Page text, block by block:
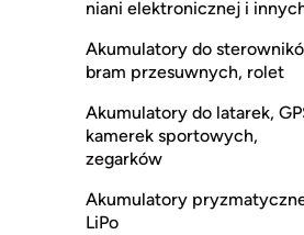
niani elektronicznej i
Akumulatory do
bram przesuwnych, rolet
Akumulatory do latarek,
kamerek sportowych,
zegarków
Akumulatory
LiPo